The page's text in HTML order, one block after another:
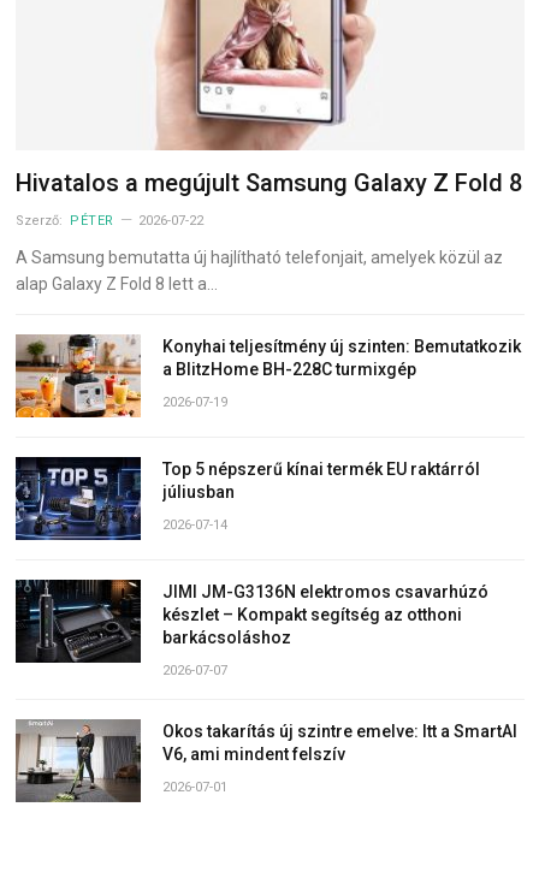
Hivatalos a megújult Samsung Galaxy Z Fold 8
Szerző: PÉTER 2026-07-22
A Samsung bemutatta új hajlítható telefonjait, amelyek közül az
alap Galaxy Z Fold 8 lett a…
Konyhai teljesítmény új szinten: Bemutatkozik
a BlitzHome BH-228C turmixgép
2026-07-19
Top 5 népszerű kínai termék EU raktárról
júliusban
2026-07-14
JIMI JM-G3136N elektromos csavarhúzó
készlet – Kompakt segítség az otthoni
barkácsoláshoz
2026-07-07
Okos takarítás új szintre emelve: Itt a SmartAI
V6, ami mindent felszív
2026-07-01